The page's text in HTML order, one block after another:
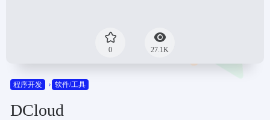
0 27.1K
程序开发 软件/工具
DCloud